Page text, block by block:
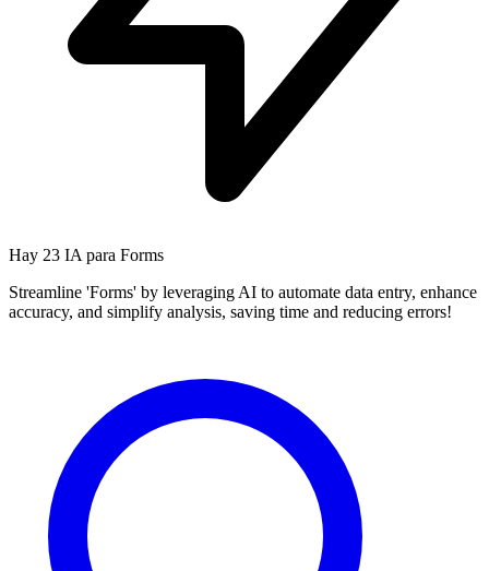
Hay 23 IA para Forms
Streamline 'Forms' by leveraging AI to automate data entry, enhance
accuracy, and simplify analysis, saving time and reducing errors!